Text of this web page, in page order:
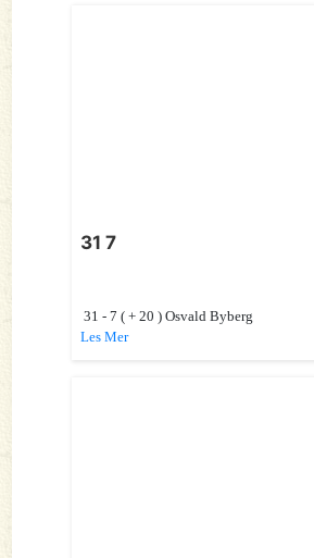
31 7
31 - 7 ( + 20 ) Osvald Byberg
Les Mer